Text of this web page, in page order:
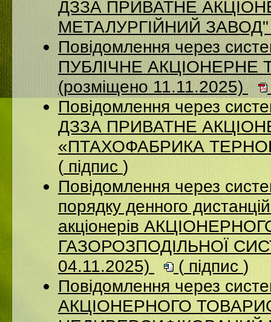
ДЗЗА ПРИВАТНЕ
МЕТАЛУРГІЙНИЙ ЗАВОД"
Повідомлення через
ПУБЛІЧНЕ
(розміщено 11.11.2025)
Повідомлення через
ДЗЗА ПРИВАТНЕ
«ПТАХОФАБРИКА
( підпис )
Повідомлення через
порядку денного
акціонерів
ГАЗОРОЗПОДІЛЬНОЇ
04.11.2025)
( підпис )
Повідомлення через
АКЦІОНЕРНОГО